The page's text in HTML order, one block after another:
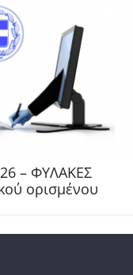
– ΦΥΛΑΚΕΣ
ορισμένου